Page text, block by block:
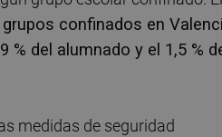
confinados en
del alumnado y el 1,5 %
medidas de seguridad